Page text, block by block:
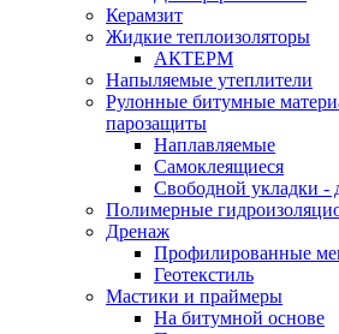
Керамзит
Жидкие теплоизоляторы
АКТЕРМ
Напыляемые утеплители
Рулонные битумные
парозащиты
Наплавляемые
Самоклеящиеся
Свободной укладки -
Полимерные
Дренаж
Профилированные
Геотекстиль
Мастики и праймеры
На битумной основе